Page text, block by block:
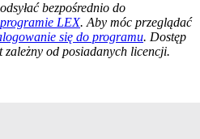
bezpośrednio do
programie LEX. Aby móc przeglądać
się do programu. Dostęp
od posiadanych licencji.